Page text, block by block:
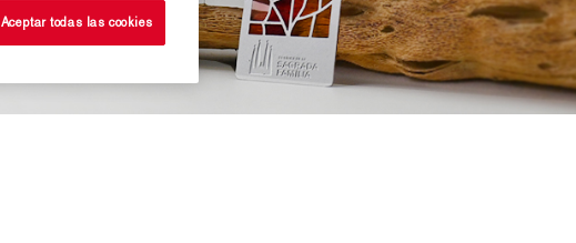
Aceptar todas las cookies